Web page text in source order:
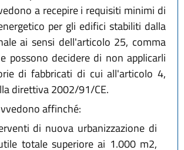
a recepire i requisiti minimi di
per gli edifici stabiliti dalla
ai sensi dell'articolo 25, comma
possono decidere di non applicarli
di fabbricati di cui all'articolo 4,
direttiva 2002/91/CE.
affinché:
di nuova urbanizzazione di
totale superiore ai 1.000 m2,